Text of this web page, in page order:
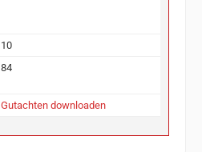
10
84
Gutachten downloaden